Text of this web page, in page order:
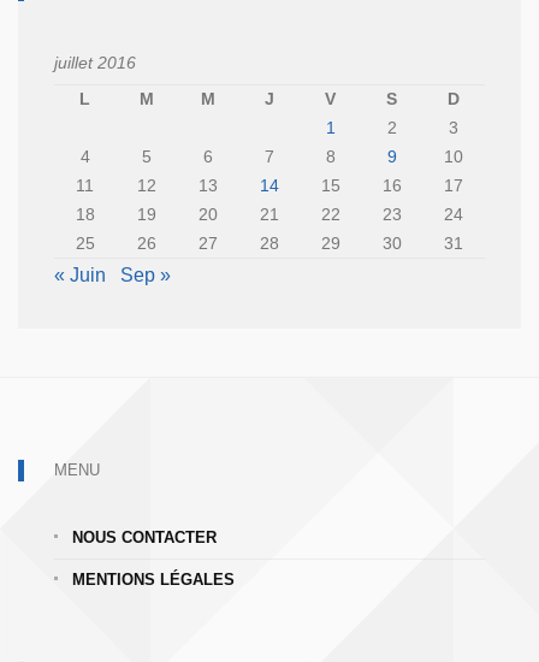
juillet 2016
L
M M J V S
D
1
2
3
4
5 6 7 8 9
10
11
12 13 14 15 16
17
18
19 20 21 22 23
24
25
26 27 28 29 30 31
« Juin Sep »
MENU
NOUS CONTACTER
MENTIONS LÉGALES